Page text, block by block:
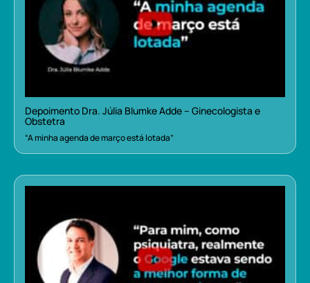
Depoimento Dra. Júlia Blumke Adde – Ginecologista e
Obstetra
“A minha agenda de março está lotada”